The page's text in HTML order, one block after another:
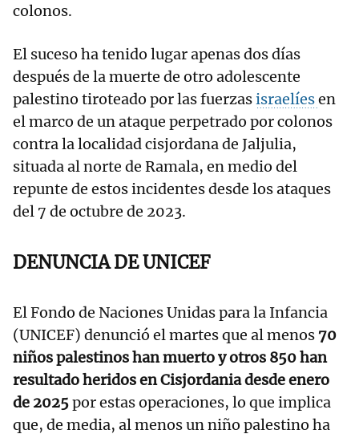
colonos.
El suceso ha tenido lugar apenas dos días
después de la muerte de otro adolescente
palestino tiroteado por las fuerzasisraelíesen
el marco de un ataque perpetrado por colonos
contra la localidad cisjordana de Jaljulia,
situada al norte de Ramala, en medio del
repunte de estos incidentes desde los ataques
del 7 de octubre de 2023.
DENUNCIA DE UNICEF
El Fondo de Naciones Unidas para la Infancia
(UNICEF) denunció el martes que al menos 70
niños palestinos han muerto y otros 850 han
resultado heridos en Cisjordania desde enero
de 2025por estas operaciones, lo que implica
que, de media, al menos un niño palestino ha